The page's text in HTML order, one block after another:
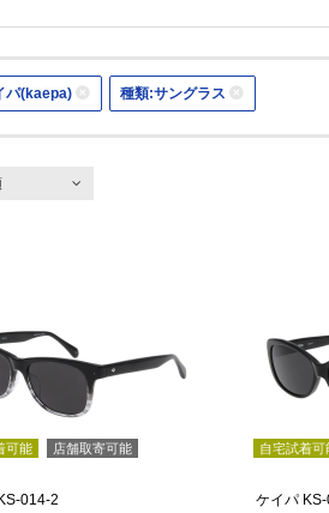
パ(kaepa) 種類:サングラス
可能 店舗取寄可能
014-2
自宅試着可
ケイパ KS-